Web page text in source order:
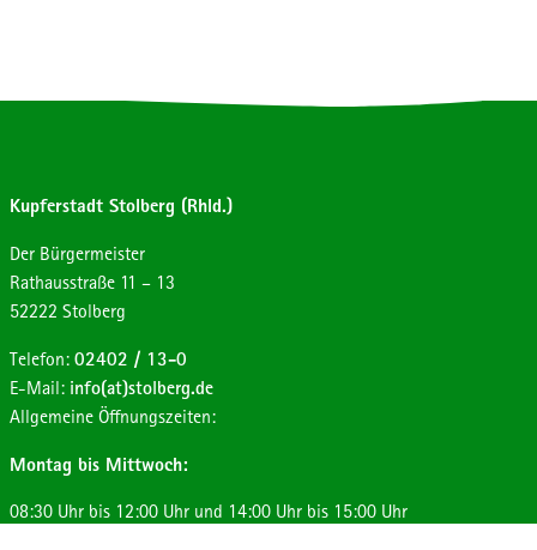
Kupferstadt Stolberg (Rhld.)
Der Bürgermeister
Strasse:
Rathausstraße Hausnummer:
11 – 13
Postleitzahl:
52222 Ort:
Stolberg
Telefon: 02402 / 13-0
E-Mail: info(at)stolberg.de
Allgemeine Öffnungszeiten:
Montag bis Mittwoch:
08:30 Uhr bis 12:00 Uhr und 14:00 Uhr bis 15:00 Uhr